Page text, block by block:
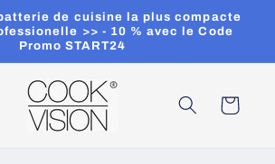
de cuisine la plus compacte
>> - 10 % avec le Code
Promo START24
Panier